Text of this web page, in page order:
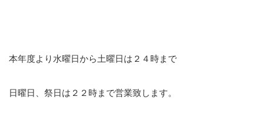
本年度より水曜日から土曜日は２４時まで
日曜日、祭日は２２時まで営業致します。